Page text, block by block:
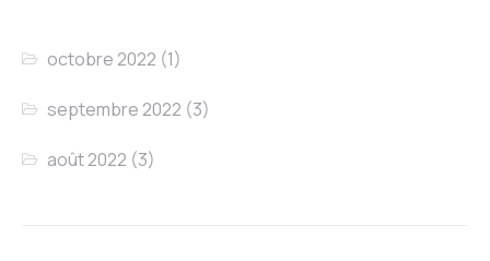
octobre 2022 (1)
septembre 2022 (3)
août 2022 (3)